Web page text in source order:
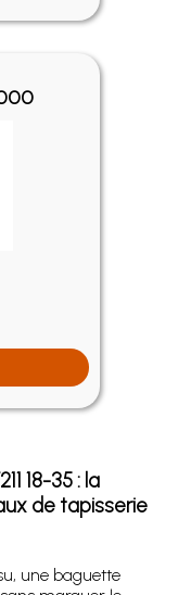
18-35 : la
de tapisserie
une baguette